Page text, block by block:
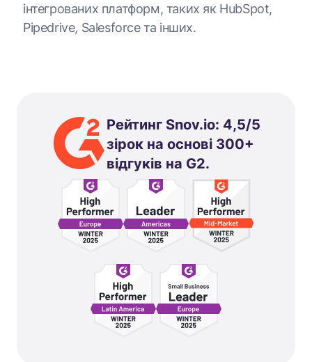
інтегрованих платформ, таких як HubSpot,
Pipedrive, Salesforce та інших.
Рейтинг Snov.io: 4,5/5
зірок на основі 300+
відгуків на G2.